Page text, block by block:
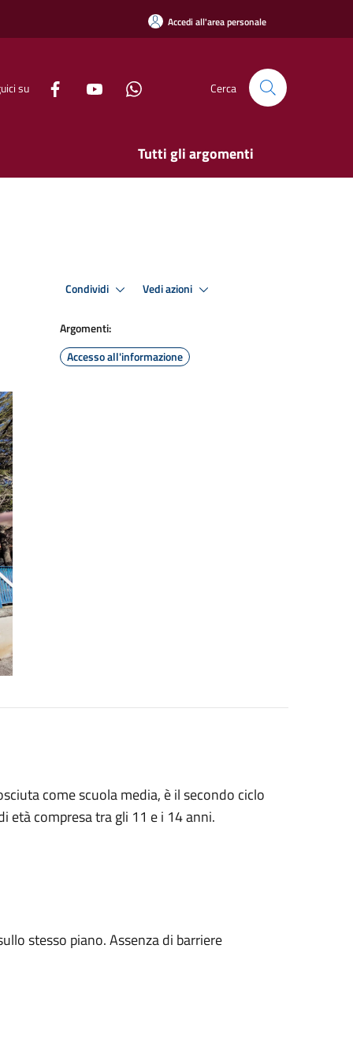
Accedi all'area personale
su Cerca
Tutti gli argomenti
Condividi Vedi azioni
Argomenti:
Accesso all'informazione
come scuola media, è il secondo ciclo
età compresa tra gli 11 e i 14 anni.
stesso piano. Assenza di barriere